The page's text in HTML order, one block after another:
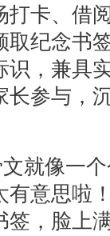
卡、借
纪念书
识，兼具
长参与，
就像一
意思啦
，脸上